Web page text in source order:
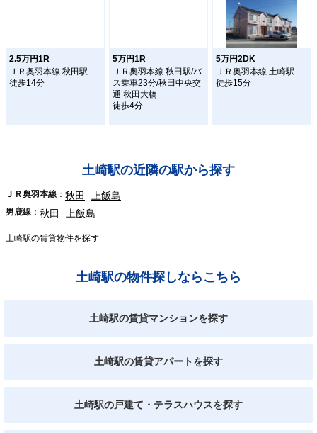
2.5万円1R
ＪＲ奥羽本線 秋田駅
徒歩14分
5万円1R
ＪＲ奥羽本線 秋田駅/バ
ス乗車23分/秋田中央交
通 秋田大橋
徒歩4分
5万円2DK
ＪＲ奥羽本線 土崎駅
徒歩15分
土崎駅の近隣の駅から探す
ＪＲ奥羽本線 秋田 上飯島
男鹿線 秋田 上飯島
土崎駅の賃貸物件を探す
土崎駅の物件探しならこちら
土崎駅の賃貸マンションを探す
土崎駅の賃貸アパートを探す
土崎駅の戸建て・テラスハウスを探す